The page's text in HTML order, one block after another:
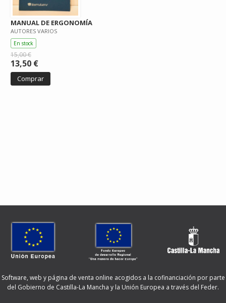
MANUAL DE ERGONOMÍA
AUTORES VARIOS
En stock
15,00 €
13,50 €
Comprar
Software, web y página de venta online acogidos a la cofinanciación por parte
del Gobierno de Castilla-La Mancha y la Unión Europea a través del Feder.